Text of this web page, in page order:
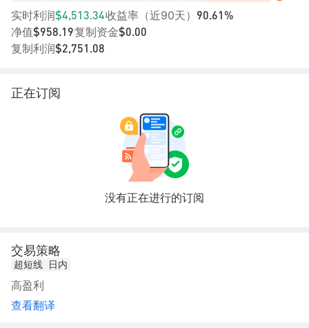
实时利润$4,513.34收益率（近90天） 90.61%
净值$958.19复制资金$0.00
复制利润$2,751.08
正在订阅
没有正在进行的订阅
交易策略
超短线 日内
高盈利
查看翻译